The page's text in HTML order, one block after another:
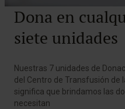
Dona en
siete unidades
Nuestras 7 unidades de
del Centro de Transfusión de
significa que brindamos las
necesitan